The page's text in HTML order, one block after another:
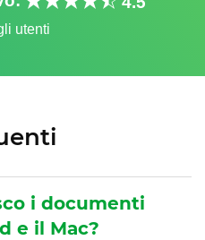
utenti
i documenti
e il Mac?